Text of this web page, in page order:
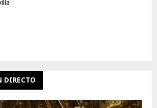
DIRECTO